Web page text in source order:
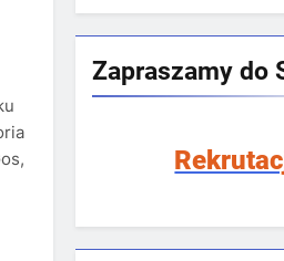
Zapraszamy do
Rekrutacja